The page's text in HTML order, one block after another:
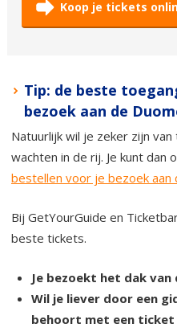
Koop je tickets
Tip: de beste
bezoek aan de
Natuurlijk wil je zeker zijn
wachten in de rij. Je kunt dan
bestellen voor je bezoek aan
Bij GetYourGuide en
beste tickets.
Je bezoekt het dak van
Wil je liever door een
behoort met een ticket